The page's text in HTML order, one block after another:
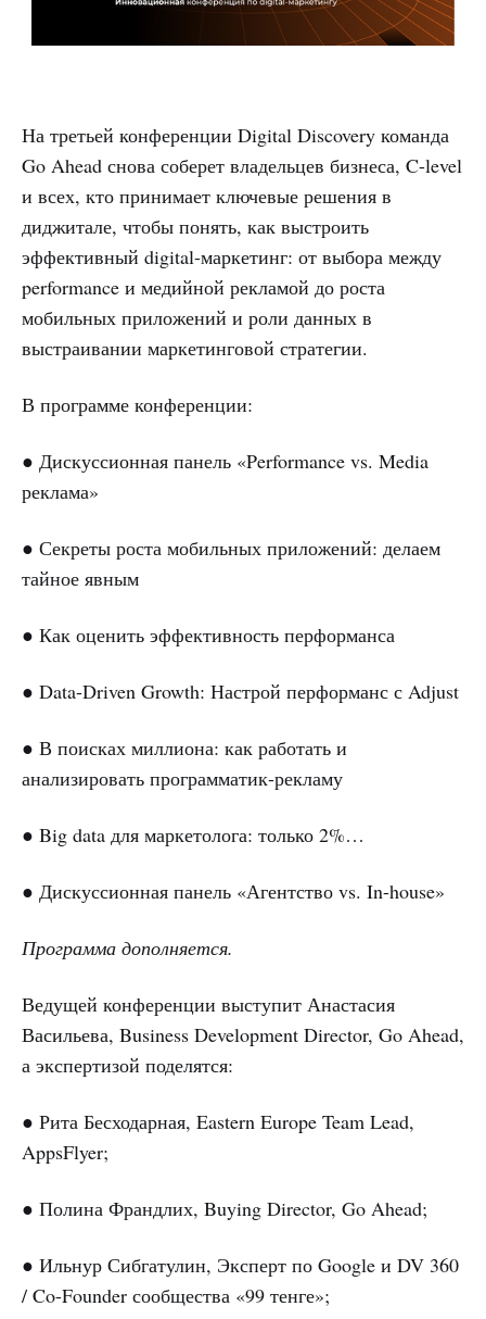
На третьей конференции Digital Discovery команда
Go Ahead снова соберет владельцев бизнеса, C-level
и всех, кто принимает ключевые решения в
диджитале, чтобы понять, как выстроить
эффективный digital-маркетинг: от выбора между
performance и медийной рекламой до роста
мобильных приложений и роли данных в
выстраивании маркетинговой стратегии.
В программе конференции:
● Дискуссионная панель «Performance vs. Media
реклама»
● Секреты роста мобильных приложений: делаем
тайное явным
● Как оценить эффективность перформанса
● Data-Driven Growth: Настрой перформанс с Adjust
● В поисках миллиона: как работать и
анализировать программатик-рекламу
● Big data для маркетолога: только 2%…
● Дискуссионная панель «Агентство vs. In-house»
Программа дополняется.
Ведущей конференции выступит Анастасия
Васильева, Business Development Director, Go Ahead,
а экспертизой поделятся:
● Рита Бесходарная, Eastern Europe Team Lead,
AppsFlyer;
● Полина Франдлих, Buying Director, Go Ahead;
● Ильнур Сибгатулин, Эксперт по Google и DV 360
/ Co-Founder сообщества «99 тенге»;